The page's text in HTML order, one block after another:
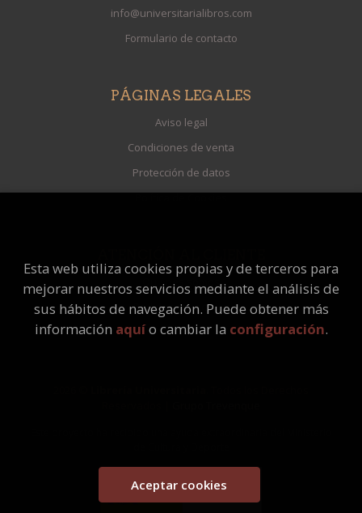
info@universitarialibros.com
Formulario de contacto
PÁGINAS LEGALES
Aviso legal
Condiciones de venta
Protección de datos
Política de Cookies
Quiénes somos
Pedidos especiales
Esta web utiliza cookies propias y de terceros para
mejorar nuestros servicios mediante el análisis de
sus hábitos de navegación. Puede obtener más
información aquío cambiar la configuración.
Aceptar cookies